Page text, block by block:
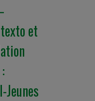
et
Jeunes